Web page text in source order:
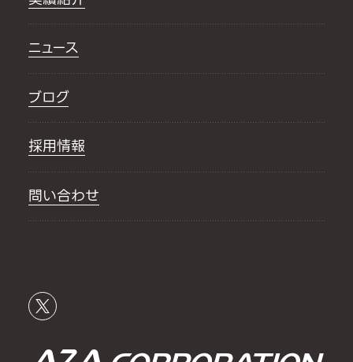
ニュース
ブログ
採用情報
問い合わせ